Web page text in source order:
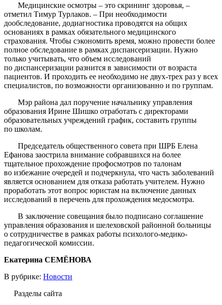
Медицинские осмотры – это скрининг здоровья, –
отметил Тимур Турлаков. – При необходимости
дообследование, додиагностика проводятся на общих
основаниях в рамках обязательного медицинского
страхования. Чтобы сэкономить время, можно провести более
полное обследование в рамках диспансеризации. Нужно
только учитывать, что объем исследований
по диспансеризации разнится в зависимости от возраста
пациентов. И проходить ее необходимо не двух-трех раз у всех
специалистов, по возможности организованно и по группам.
Мэр района дал поручение начальнику управления
образования Ирине Шишко отработать с директорами
образовательных учреждений график, составить группы
по школам.
Председатель общественного совета при ШРБ Елена
Ефанова заострила внимание собравшихся на более
тщательное прохождение профосмотров по талонам
во избежание очередей и подчеркнула, что часть заболеваний
является основанием для отказа работать учителем. Нужно
проработать этот вопрос юристам на включение данных
исследований в перечень для прохождения медосмотра.
В заключение совещания было подписано соглашение
управления образования и шелеховской районной больницы
о сотрудничестве в рамках работы психолого-медико-
педагогической комиссии.
Екатерина СЕМЁНОВА
В рубрике: Новости
Разделы сайта